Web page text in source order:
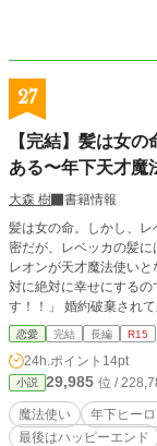
27
【完結】髪は女
ある〜年下天才魔
大森 樹
書籍情報
髪は女の命。しかし、レベッ
密だが、レベッカの髪
レオンが天才魔法使いとなって目の前
対に絶対に幸せにする
す！！」 婚約破棄されてから、一人で生きていくために真面目に魔法省の事務
員として働いていたレベ
に告白されるが、それを拒
ッカさん！レベッカさん
レートに愛を伝えてく
レオンの気持ちに答えられないある
年下可愛い系一途なヒ
恋愛 完結 長編 R15
24h.ポイント 14pt
小説 29,985 位 /
魔法使い 年下ヒー
最後はハッピーエンド